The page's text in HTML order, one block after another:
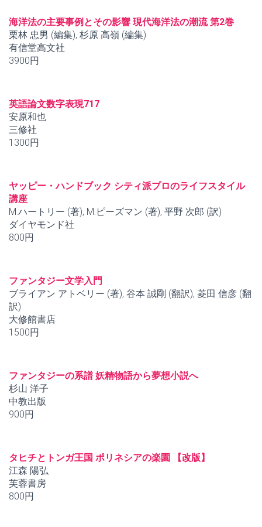
海洋法の主要事例とその影響 現代海洋法の潮流 第2巻
栗林 忠男 (編集), 杉原 高嶺 (編集)
有信堂高文社
3900円
英語論文数字表現717
安原和也
三修社
1300円
ヤッピー・ハンドブック シティ派プロのライフスタイル
講座
M.ハートリー (著), M.ピーズマン (著), 平野 次郎 (訳)
ダイヤモンド社
800円
ファンタジー文学入門
ブライアン アトベリー (著), 谷本 誠剛 (翻訳), 菱田 信彦 (翻
訳)
大修館書店
1500円
ファンタジーの系譜 妖精物語から夢想小説へ
杉山 洋子
中教出版
900円
タヒチとトンガ王国 ポリネシアの楽園 【改版】
江森 陽弘
芙蓉書房
800円